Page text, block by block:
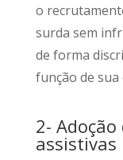
o
surda sem
de forma
função de sua
2-
assistivas